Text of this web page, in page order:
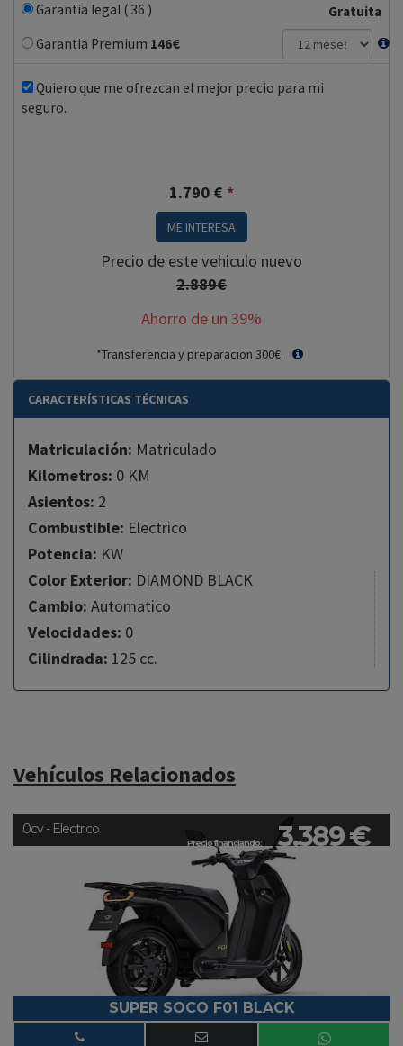
Garantia legal ( 36 )
Gratuita
Garantia Premium 146€
Quiero que me ofrezcan el mejor precio para mi
seguro.
1.790 € *
ME INTERESA
Precio de este vehiculo nuevo
2.889€
Ahorro de un 39%
*Transferencia y preparacion 300€.
CARACTERÍSTICAS TÉCNICAS
Matriculación: Matriculado
Kilometros: 0 KM
Asientos: 2
Combustible: Electrico
Potencia: KW
Color Exterior: DIAMOND BLACK
Cambio: Automatico
Velocidades: 0
Cilindrada: 125 cc.
Vehículos Relacionados
Precio financiando: 3.389 €
0cv - Electrico
SUPER SOCO F01 BLACK